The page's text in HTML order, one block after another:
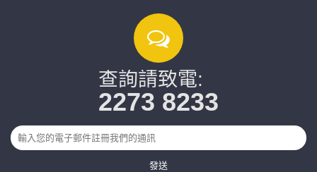
查詢請致電:
2273 8233
發送